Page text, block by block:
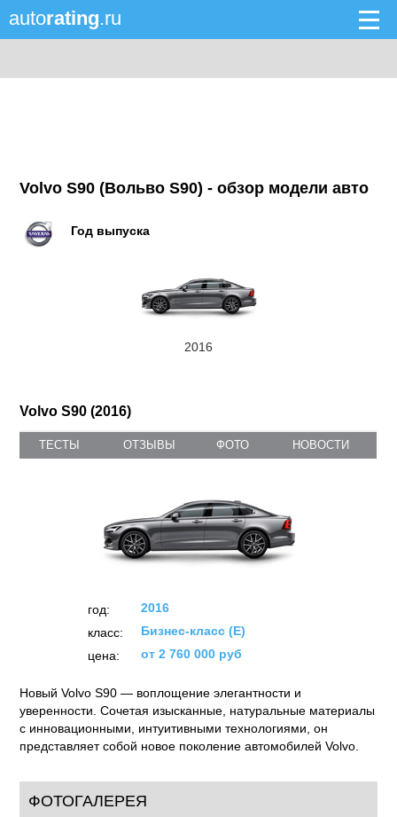
autorating.ru
Volvo S90 (Вольво S90) - обзор модели авто
Год выпуска
2016
Volvo S90 (2016)
ТЕСТЫ ОТЗЫВЫ ФОТО НОВОСТИ
год:
2016
класс:
Бизнес-класс (E)
цена:
от 2 760 000 руб
Новый Volvo S90 — воплощение элегантности и
уверенности. Сочетая изысканные, натуральные материалы
с инновационными, интуитивными технологиями, он
представляет собой новое поколение автомобилей Volvo.
ФОТОГАЛЕРЕЯ